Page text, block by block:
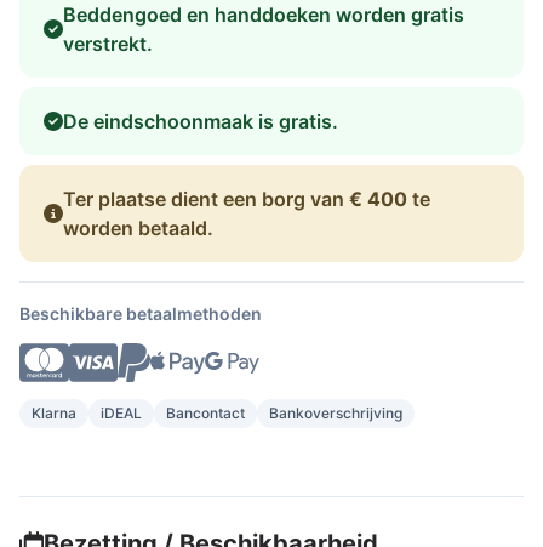
Beddengoed en handdoeken worden gratis
verstrekt.
De eindschoonmaak is gratis.
Ter plaatse dient een borg van € 400 te
worden betaald.
Beschikbare betaalmethoden
Klarna iDEAL Bancontact Bankoverschrijving